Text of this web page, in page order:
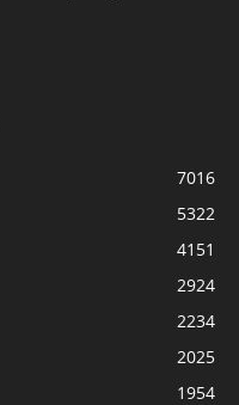
7016
5322
4151
2924
2234
2025
1954